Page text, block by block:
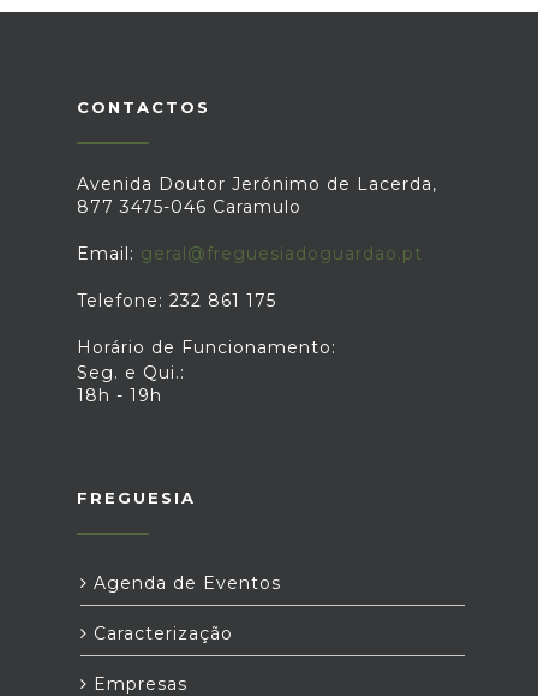
CONTACTOS
Avenida Doutor Jerónimo de Lacerda,
877 3475-046 Caramulo
Email: geral@freguesiadoguardao.pt
Telefone: 232 861 175
Horário de Funcionamento:
Seg. e Qui.:
18h - 19h
FREGUESIA
Agenda de Eventos
Caracterização
Empresas